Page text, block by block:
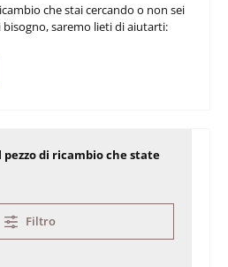
che stai cercando o non sei
bisogno, saremo lieti di aiutarti:
di ricambio che state
Filtro